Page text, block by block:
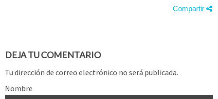
Compartir
DEJA TU COMENTARIO
Tu dirección de correo electrónico no será publicada.
Nombre